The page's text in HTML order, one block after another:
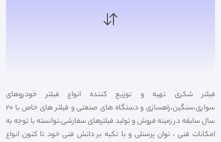
فیلتر شکری تهیه و توزیع کننده انواع فیلتر خودروهای
سواری،سنگین،راهسازی و دستگاه های صنعتی و فیلتر های خاص با 20
سال سابقه در زمینه فروش و تولید فیلترهای سفارشی،توانسته با توجه به
امکانات فنی ، توان پرسنلی و با تکیه بر دانش فنی خود تا کنون انواع